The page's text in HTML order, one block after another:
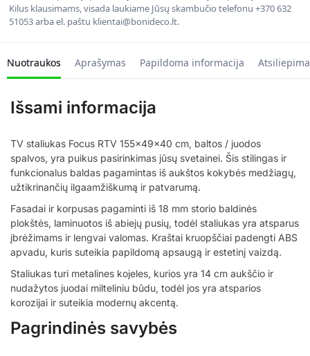
Kilus klausimams, visada laukiame Jūsų skambučio telefonu +370 632
51053 arba el. paštu klientai@bonideco.lt.
Nuotraukos Aprašymas Papildoma informacija
Išsami informacija
TV staliukas Focus RTV 155x49x40 cm, baltos / juodos
spalvos, yra puikus pasirinkimas jūsų svetainei. Šis stilingas ir
funkcionalus baldas pagamintas iš aukštos kokybės medžiagų,
užtikrinančių ilgaamžiškumą ir patvarumą.
Fasadai ir korpusas pagaminti iš 18 mm storio baldinės
plokštės, laminuotos iš abiejų pusių, todėl staliukas yra atsparus
įbrėžimams ir lengvai valomas. Kraštai kruopščiai padengti ABS
apvadu, kuris suteikia papildomą apsaugą ir estetinį vaizdą.
Staliukas turi metalines kojeles, kurios yra 14 cm aukščio ir
nudažytos juodai milteliniu būdu, todėl jos yra atsparios
korozijai ir suteikia modernų akcentą.
Pagrindinės savybės